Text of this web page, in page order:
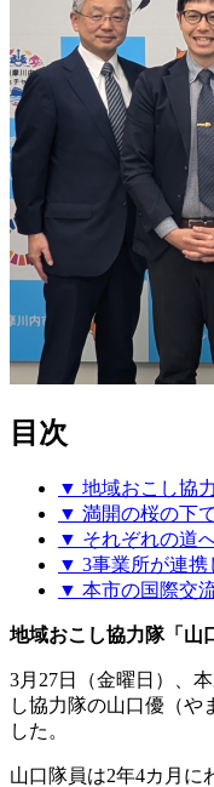
目次
▼ 地域おこし協
▼ 満開の桜の下
▼ それぞれの道
▼ 3事業所が連携
▼ 本市の国際交
地域おこし協力隊「山
3月27日（金曜日）、
し協力隊の山口優（や
した。
山口隊員は2年4カ月に